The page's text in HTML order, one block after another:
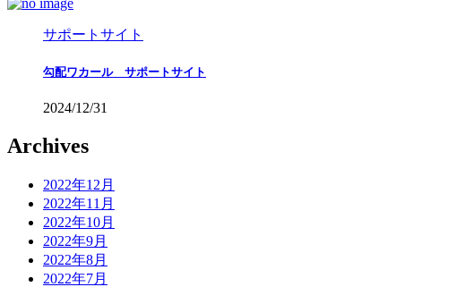
サポートサイト
勾配ワカール サポートサイト
2024/12/31
Archives
2022年12月
2022年11月
2022年10月
2022年9月
2022年8月
2022年7月